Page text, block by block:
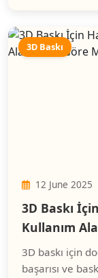
3D Baskı
12 June 2025
3D Baskı
Kullanım
3D baskı için
başarısı ve